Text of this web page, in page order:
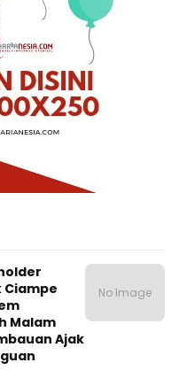
Ciampe
Malam
Ajak
No Image